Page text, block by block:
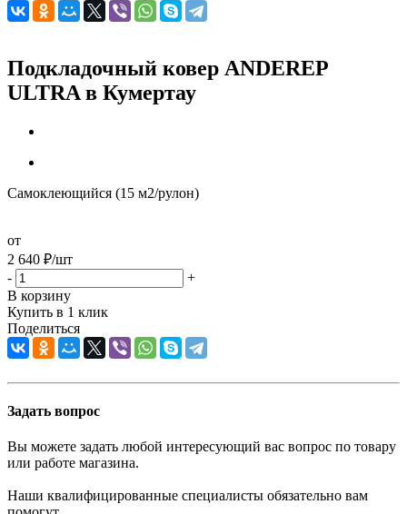
Подкладочный ковер ANDEREP
ULTRA в Кумертау
Самоклеющийся (15 м2/рулон)
от
2 640 ₽/шт
-
+
В корзину
Купить в 1 клик
Поделиться
Задать вопрос
Вы можете задать любой интересующий вас вопрос по товару
или работе магазина.
Наши квалифицированные специалисты обязательно вам